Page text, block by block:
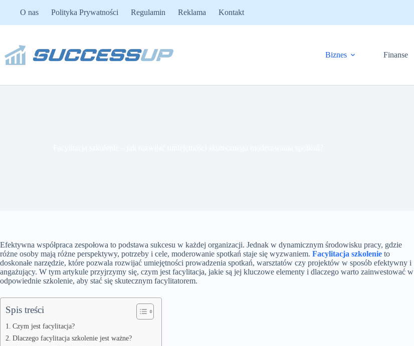
O nas Polityka Prywatności Regulamin Reklama Kontakt
Biznes Finanse
Efektywna współpraca zespołowa to podstawa sukcesu w każdej organizacji. Jednak w dynamicznym środowisku pracy, gdzie
różne osoby mają różne perspektywy, potrzeby i cele, moderowanie spotkań staje się wyzwaniem. Facylitacja szkolenie to
doskonałe narzędzie, które pozwala rozwijać umiejętności prowadzenia spotkań, warsztatów czy projektów w sposób efektywny i
angażujący. W tym artykule przyjrzymy się, czym jest facylitacja, jakie są jej kluczowe elementy i dlaczego warto zainwestować w
odpowiednie szkolenie, aby stać się skutecznym facylitatorem.
Spis treści
Czym jest facylitacja?
Dlaczego facylitacja szkolenie jest ważne?